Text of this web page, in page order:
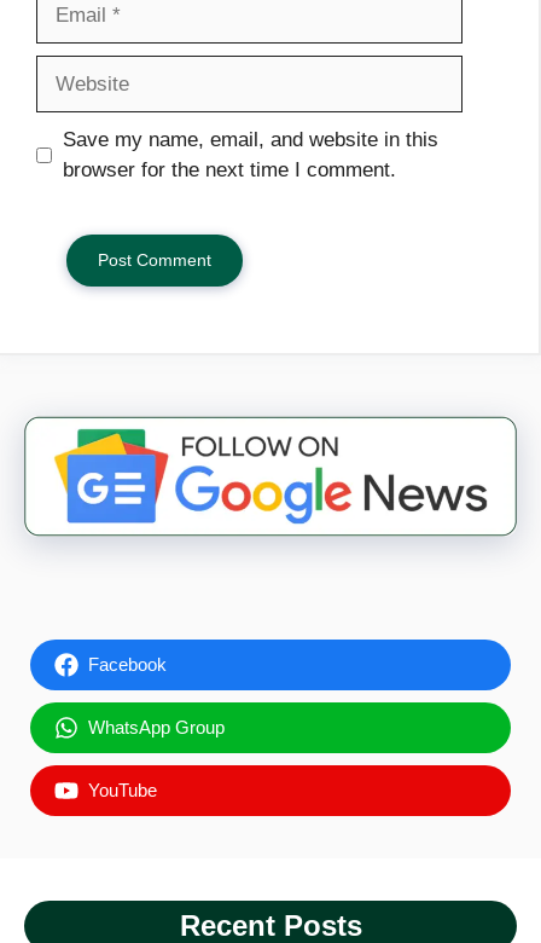
Save my name, email, and website in this
browser for the next time I comment.
Facebook
WhatsApp Group
YouTube
Recent Posts